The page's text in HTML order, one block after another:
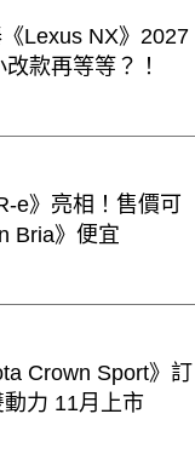
Lexus NX》2027
款再等等？！
e》亮相！售價可
Bria》便宜
Crown Sport》訂
力 11月上市